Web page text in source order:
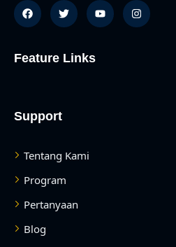
Feature Links
Support
Tentang Kami
Program
Pertanyaan
Blog